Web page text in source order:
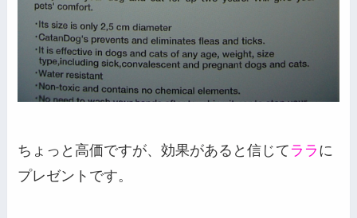
ちょっと高価ですが、効果があると信じて ララ に
プレゼントです。